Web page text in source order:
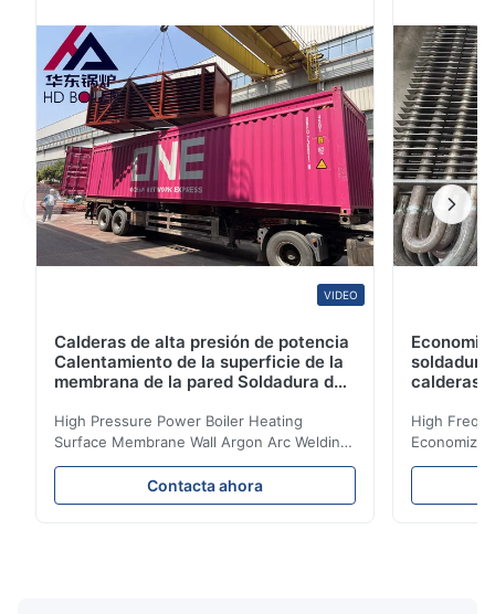
2. Menos ensuciando 3. Espacio compacto 4. Juntas
soldadas con autógena menos 5. Estabilidad Par...
VIDEO
Calderas de alta presión de potencia
Calentamiento de la superficie de la
membrana de la pared Soldadura de
biomasa
High Pressure Power Boiler Heating
Surface Membrane Wall Argon Arc Welding
For Biomass Boiler Product Introduction
Water wall panels with pins usually laid
vertically on the inner wall of the furnace
Contacta ahora
calderas
High
Product
industrial